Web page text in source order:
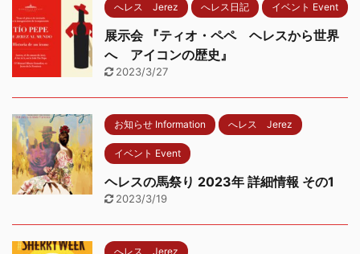
へレス Jerez へレス日記 イベント Event
展示会 『ティオ・ペペ ヘレスから世界
へ アイコンの歴史』
2023/3/27
お知らせ Information へレス Jerez
イベント Event
ヘレスの馬祭り 2023年 詳細情報 その1
2023/3/19
へレス Jerez